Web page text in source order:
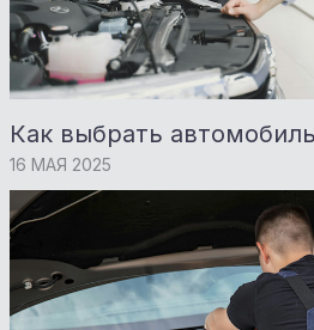
Как выбрать автомобиль
16 МАЯ 2025